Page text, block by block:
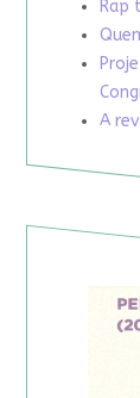
Rap
A